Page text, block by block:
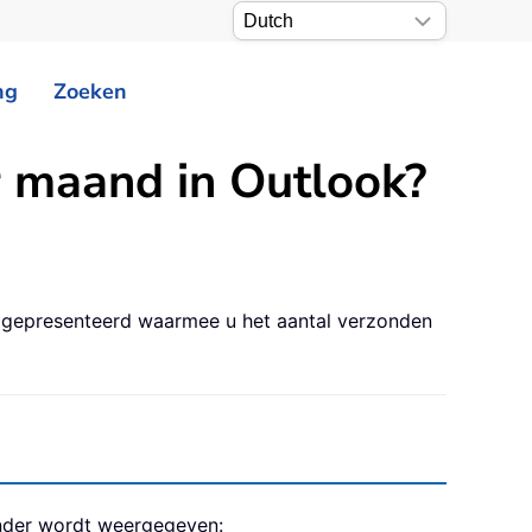
Zoeken
in Outlook?
waarmee u het aantal verzonden
wordt weergegeven: